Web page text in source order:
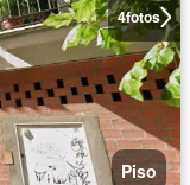
4fotos
Piso